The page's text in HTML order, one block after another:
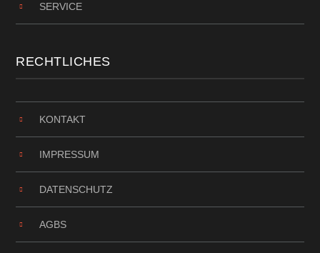
SERVICE
RECHTLICHES
KONTAKT
IMPRESSUM
DATENSCHUTZ
AGBS